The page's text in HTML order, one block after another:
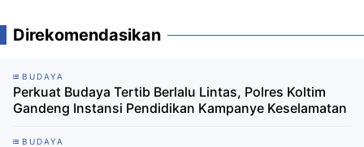
Direkomendasikan
BUDAYA
Perkuat Budaya Tertib Berlalu Lintas, Polres Koltim
Gandeng Instansi Pendidikan Kampanye Keselamatan
BUDAYA